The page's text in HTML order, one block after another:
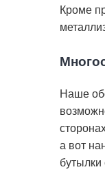
Кроме
Наше
а вот